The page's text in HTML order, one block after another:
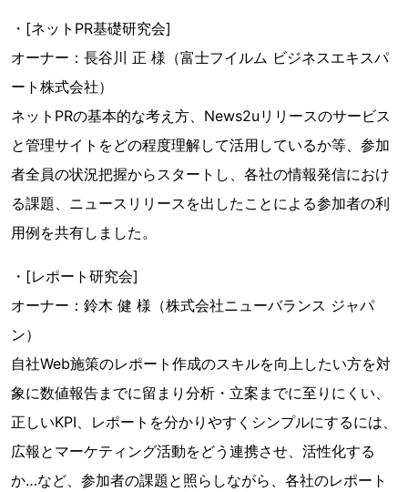
・[ネットPR基礎研究会]
オーナー：長谷川 正 様（富士フイルム ビジネスエキスパ
ート株式会社）
ネットPRの基本的な考え方、News2uリリースのサービス
と管理サイトをどの程度理解して活用しているか等、参加
者全員の状況把握からスタートし、各社の情報発信におけ
る課題、ニュースリリースを出したことによる参加者の利
用例を共有しました。
・[レポート研究会]
オーナー：鈴木 健 様（株式会社ニューバランス ジャパ
ン）
自社Web施策のレポート作成のスキルを向上したい方を対
象に数値報告までに留まり分析・立案までに至りにくい、
正しいKPI、レポートを分かりやすくシンプルにするには、
広報とマーケティング活動をどう連携させ、活性化する
か…など、参加者の課題と照らしながら、各社のレポート